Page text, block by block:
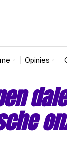
Opinies